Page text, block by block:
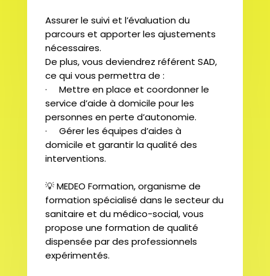
Assurer le suivi et l’évaluation du
parcours et apporter les ajustements
nécessaires.
De plus, vous deviendrez référent SAD,
ce qui vous permettra de :
· Mettre en place et coordonner le
service d’aide à domicile pour les
personnes en perte d’autonomie.
· Gérer les équipes d’aides à
domicile et garantir la qualité des
interventions.
💡MEDEO Formation, organisme de
formation spécialisé dans le secteur du
sanitaire et du médico-social, vous
propose une formation de qualité
dispensée par des professionnels
expérimentés.